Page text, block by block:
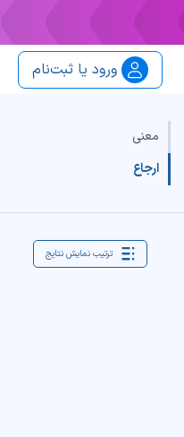
ورود یا ثبت‌نام
معنی
ارجاع
ترتیب نمایش نتایج